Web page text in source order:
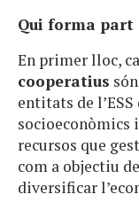
Qui forma part
En primer lloc,
cooperatius
entitats de
socioeconòmics
recursos que
com a objectiu
diversificar